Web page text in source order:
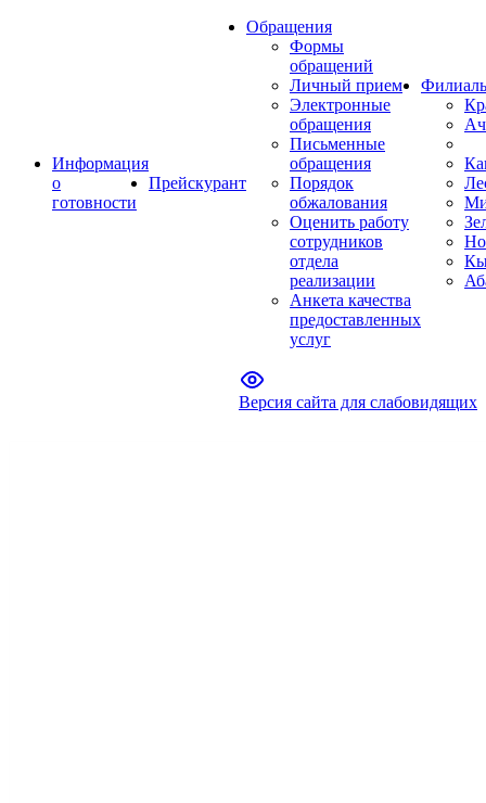
Информация
о
готовности
Прейскурант
Обращения
Формы
обращений
Личный прием
Электронные
обращения
Письменные
обращения
Порядок
обжалования
Оценить работу
сотрудников
отдела
реализации
Анкета качества
предоставленных
услуг
Версия сайта для слабовидящих